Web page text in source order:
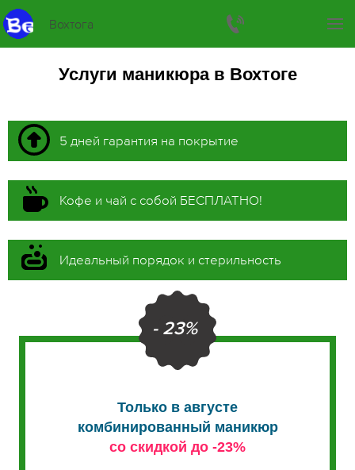
Вохтога
Услуги маникюра в Вохтоге
5 дней гарантия на покрытие
Кофе и чай с собой БЕСПЛАТНО!
Идеальный порядок и стерильность
- 23%
Только в августе
комбинированный маникюр
со скидкой до -23%